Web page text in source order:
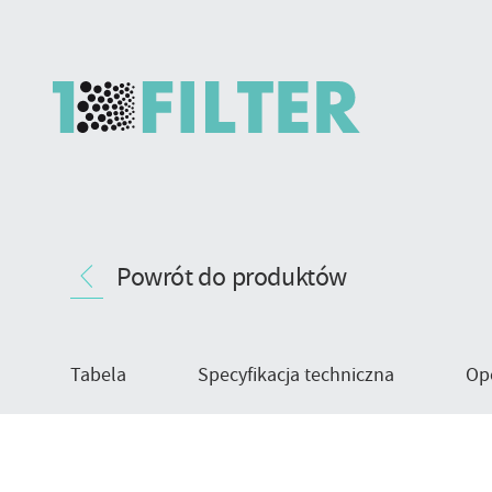
produktuPowrót do produktów
Tabela Specyfikacja techniczna